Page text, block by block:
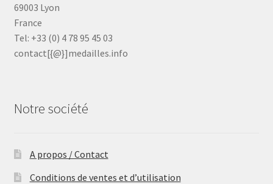
69003 Lyon
France
Tel: +33 (0) 4 78 95 45 03
contact[{@}]medailles.info
Notre société
A propos / Contact
Conditions de ventes et d’utilisation